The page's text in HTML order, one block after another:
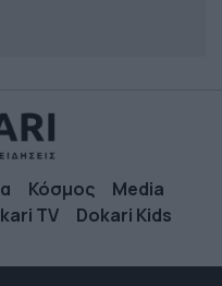
Κόσμος
Media
TV Dokari Kids